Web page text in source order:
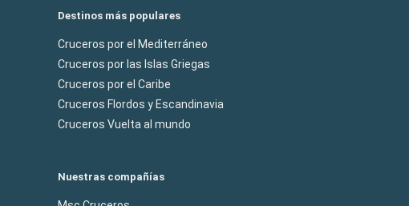
Destinos más populares
Cruceros por el Mediterráneo
Cruceros por las Islas Griegas
Cruceros por el Caribe
Cruceros Flordos y Escandinavia
Cruceros Vuelta al mundo
Nuestras compañías